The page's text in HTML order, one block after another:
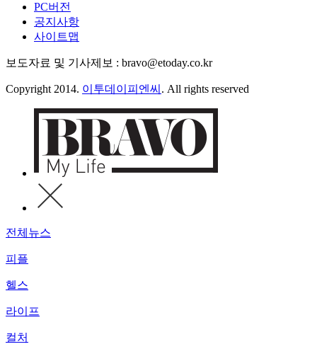
PC버전
공지사항
사이트맵
보도자료 및 기사제보 : bravo@etoday.co.kr
Copyright 2014. 이투데이피엔씨 . All rights reserved
전체뉴스
피플
헬스
라이프
컬처